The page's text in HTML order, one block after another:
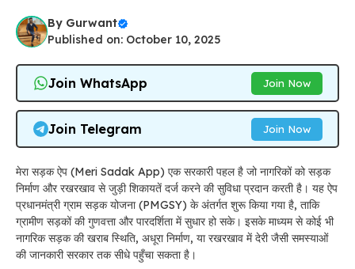
By Gurwant
Published on: October 10, 2025
Join WhatsApp Join Now
Join Telegram Join Now
मेरा सड़क ऐप (Meri Sadak App) एक सरकारी पहल है जो नागरिकों को सड़क
निर्माण और रखरखाव से जुड़ी शिकायतें दर्ज करने की सुविधा प्रदान करती है। यह ऐप
प्रधानमंत्री ग्राम सड़क योजना (PMGSY) के अंतर्गत शुरू किया गया है, ताकि
ग्रामीण सड़कों की गुणवत्ता और पारदर्शिता में सुधार हो सके। इसके माध्यम से कोई भी
नागरिक सड़क की खराब स्थिति, अधूरा निर्माण, या रखरखाव में देरी जैसी समस्याओं
की जानकारी सरकार तक सीधे पहुँचा सकता है।